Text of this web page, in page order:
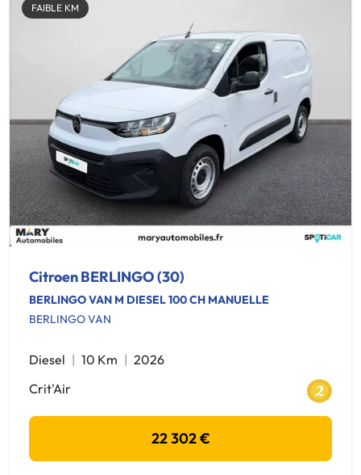
FAIBLE KM
Citroen BERLINGO (30)
BERLINGO VAN M DIESEL 100 CH MANUELLE
BERLINGO VAN
Diesel 10 Km
2026
Crit'Air
22 302 €